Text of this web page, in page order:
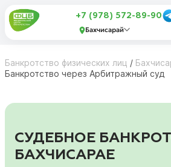
+7 (978) 572-89-90
Бахчисарай
Банкротство физических лиц /
Банкротство через Арбитражный суд
СУДЕБНОЕ
БАХЧИСАРАЕ